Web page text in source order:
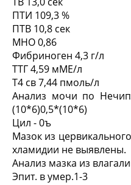
ПТИ 109,3 %
ПТВ 10,8 сек
МНО 0,86
Фибриноген 4,3 г/л
ТТГ 4,59 мМЕ/л
Т4 св 7,44 пмоль/л
Анализ мочи по
(10*6)0,5*(10*6)
Цил - 0ъ
Мазок из
хламидии не выявлены.
Анализ мазка из
Эпит. в умер.1-3